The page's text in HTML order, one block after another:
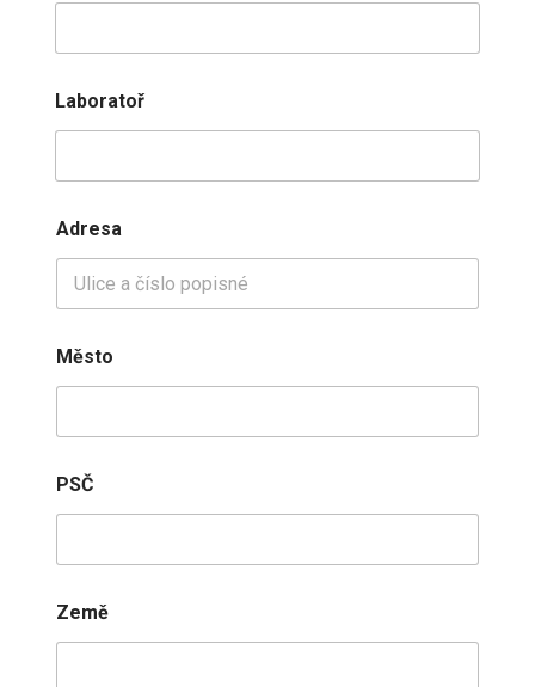
Laboratoř
Adresa
Město
PSČ
Země